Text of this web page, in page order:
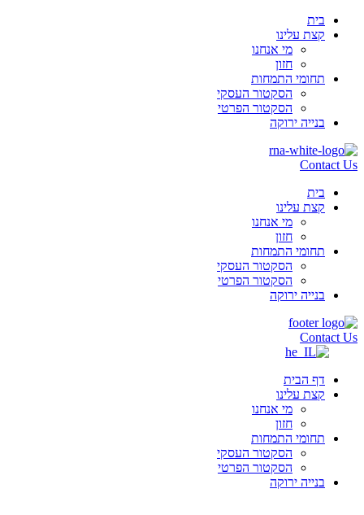
בית
קצת עלינו
מי אנחנו
חזון
תחומי התמחות
הסקטור העסקי
הסקטור הפרטי
בנייה ירוקה
Contact Us
בית
קצת עלינו
מי אנחנו
חזון
תחומי התמחות
הסקטור העסקי
הסקטור הפרטי
בנייה ירוקה
Contact Us
דף הבית
קצת עלינו
מי אנחנו
חזון
תחומי התמחות
הסקטור העסקי
הסקטור הפרטי
בנייה ירוקה